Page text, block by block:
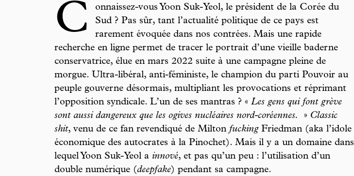
C
onnaissez-vous Yoon Suk-Yeol, le président de la Corée du
Sud ? Pas sûr, tant l’actualité politique de ce pays est
rarement évoquée dans nos contrées. Mais une rapide
recherche en ligne permet de tracer le portrait d’une vieille baderne
conservatrice, élue en mars 2022 suite à une campagne pleine de
morgue. Ultra-libéral, anti-féministe, le champion du parti Pouvoir au
peuple gouverne désormais, multipliant les provocations et réprimant
l’opposition syndicale. L’un de ses mantras ? « Les gens qui font grève
sont aussi dangereux que les ogives nucléaires nord-coréennes.
» Classic
shit, venu de ce fan revendiqué de Milton fucking Friedman (aka l’idole
économique des autocrates à la Pinochet). Mais il y a un domaine dans
lequel Yoon Suk-Yeol a innové, et pas qu’un peu : l’utilisation d’un
double numérique (deepfake) pendant sa campagne.